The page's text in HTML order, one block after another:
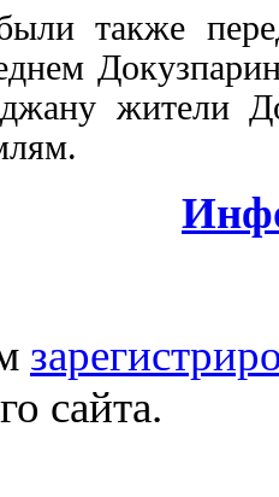
также
жители
сайта.